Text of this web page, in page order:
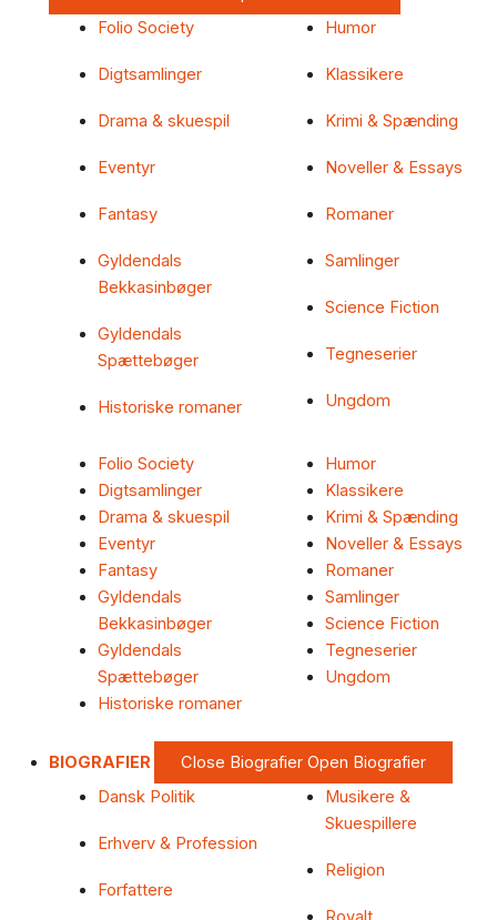
Folio Society
Digtsamlinger
Drama & skuespil
Eventyr
Fantasy
Gyldendals
Bekkasinbøger
Gyldendals
Spættebøger
Historiske romaner
Humor
Klassikere
Krimi & Spænding
Noveller & Essays
Romaner
Samlinger
Science Fiction
Tegneserier
Ungdom
Folio Society
Digtsamlinger
Drama & skuespil
Eventyr
Fantasy
Gyldendals
Bekkasinbøger
Gyldendals
Spættebøger
Historiske romaner
Humor
Klassikere
Krimi & Spænding
Noveller & Essays
Romaner
Samlinger
Science Fiction
Tegneserier
Ungdom
BIOGRAFIER Close Biografier Open Biografier
Dansk Politik
Erhverv & Profession
Forfattere
Musikere &
Skuespillere
Religion